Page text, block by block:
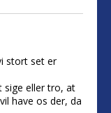
stort set er
sige eller tro, at
have os der, da